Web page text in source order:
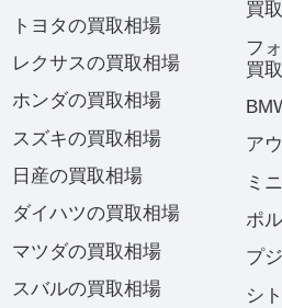
トヨタの買取相場
レクサスの買取相場
ホンダの買取相場
スズキの買取相場
日産の買取相場
ダイハツの買取相場
マツダの買取相場
スバルの買取相場
買
フ
買
ア
ミ
ポ
プ
シ